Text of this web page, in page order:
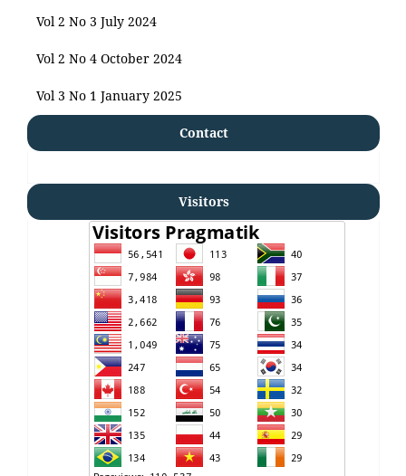
Vol 2 No 3 July 2024
Vol 2 No 4 October 2024
Vol 3 No 1 January 2025
Contact
Visitors